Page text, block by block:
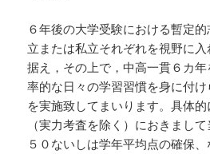
６年後の大学受験における暫定
立または私立それぞれを視野に
据え，その上で，中高一貫６カ
率的な日々の学習習慣を身に付
を実施致してまいります。具体
（実力考査を除く）におきまし
５０ないしは学年平均点の確保